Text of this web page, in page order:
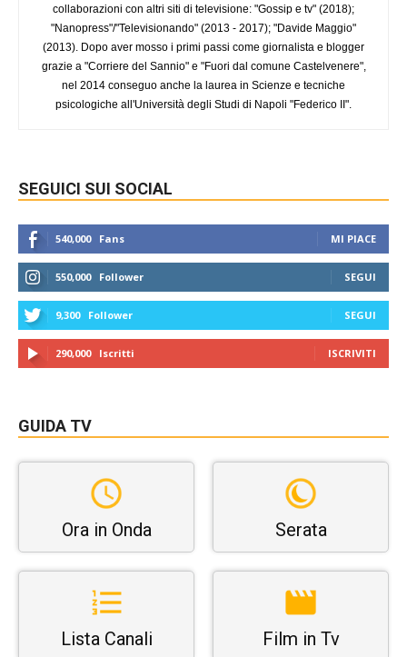
collaborazioni con altri siti di televisione: "Gossip e tv" (2018);
"Nanopress"/"Televisionando" (2013 - 2017); "Davide Maggio"
(2013). Dopo aver mosso i primi passi come giornalista e blogger
grazie a "Corriere del Sannio" e "Fuori dal comune Castelvenere",
nel 2014 conseguo anche la laurea in Scienze e tecniche
psicologiche all'Università degli Studi di Napoli "Federico II".
SEGUICI SUI SOCIAL
540,000 Fans MI PIACE
550,000 Follower SEGUI
9,300 Follower SEGUI
290,000 Iscritti ISCRIVITI
GUIDA TV
Ora in Onda Serata
Lista Canali Film in Tv